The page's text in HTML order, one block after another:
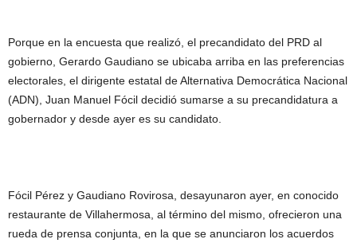
Porque en la encuesta que realizó, el precandidato del PRD al
gobierno, Gerardo Gaudiano se ubicaba arriba en las preferencias
electorales, el dirigente estatal de Alternativa Democrática Nacional
(ADN), Juan Manuel Fócil decidió sumarse a su precandidatura a
gobernador y desde ayer es su candidato.
Fócil Pérez y Gaudiano Rovirosa, desayunaron ayer, en conocido
restaurante de Villahermosa, al término del mismo, ofrecieron una
rueda de prensa conjunta, en la que se anunciaron los acuerdos